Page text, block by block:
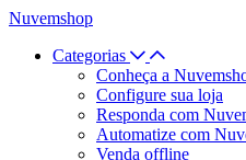
Nuvemshop
Categorias
Conheça a
Configure sua loja
Responda com
Automatize com
Venda offline